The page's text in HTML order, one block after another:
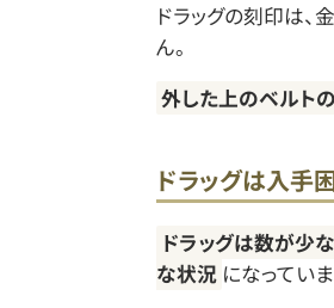
ドラッグの刻印は、
ん。
外した上のベルト
ドラッグは入手
ドラッグは数が少
な状況 になっていま